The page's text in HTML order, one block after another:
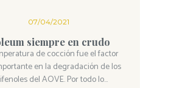
07/04/2021
siempre en crudo
de cocción fue el factor
en la degradación de los
del AOVE. Por todo lo...